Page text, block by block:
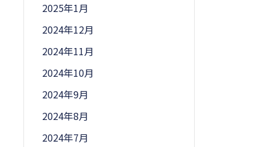
2025年1月
2024年12月
2024年11月
2024年10月
2024年9月
2024年8月
2024年7月